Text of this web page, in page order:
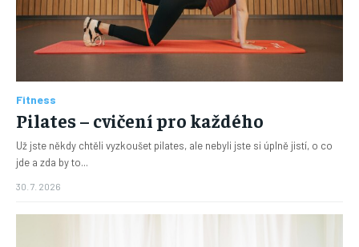
Fitness
Pilates – cvičení pro každého
Už jste někdy chtěli vyzkoušet pilates, ale nebyli jste si úplně jistí, o co
jde a zda by to...
30. 7. 2026